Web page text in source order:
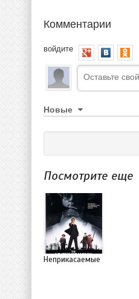
Комментарии
войдите
Новые
Посмотрите еще
Неприкасаемые